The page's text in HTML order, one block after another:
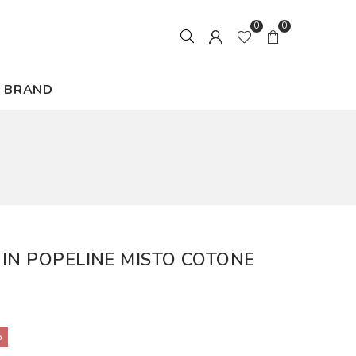
0 0
BRAND
POPELINE MISTO COTONE